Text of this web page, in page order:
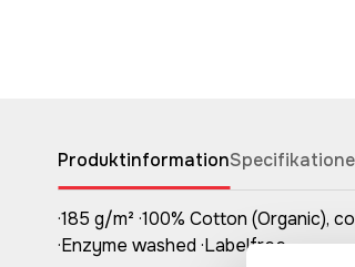
Produktinformation
·185 g/m² ·100% Cotton (Organic),
·Enzyme washed ·Labelfree.